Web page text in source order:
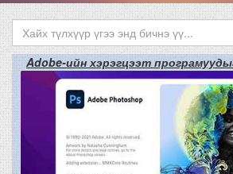
Adobe-ийн хэрэгцээт